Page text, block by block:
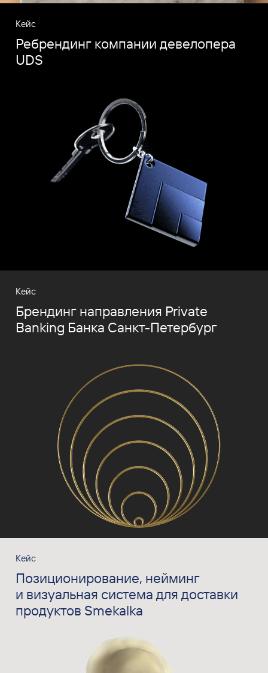
Кейс
Ребрендинг компании девелопера
UDS
Кейс
Брендинг направления Private
Banking Банка Санкт-Петербург
Кейс
Позиционирование, нейминг
и визуальная система для доставки
продуктов Smekalka